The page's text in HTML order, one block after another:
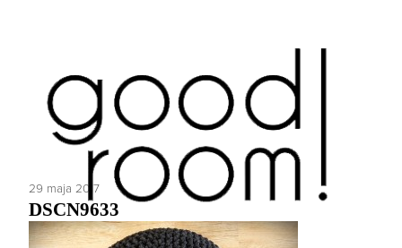
29 maja 2017
DSCN9633